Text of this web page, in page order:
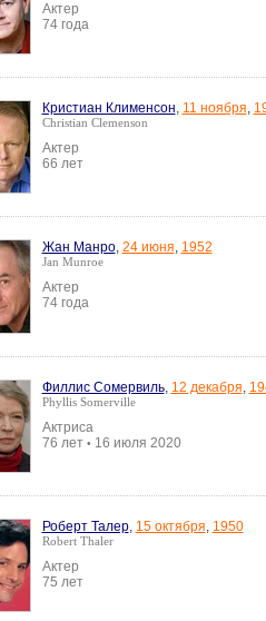
Актер
74 года
Кристиан Клименсон, 11 ноября,
Christian Clemenson
Актер
66 лет
Жан Манро, 24 июня, 1952
Jan Munroe
Актер
74 года
Филлис Сомервиль, 12 декабря,
Phyllis Somerville
Актриса
76 лет • 16 июля 2020
Роберт Талер, 15 октября, 1950
Robert Thaler
Актер
75 лет